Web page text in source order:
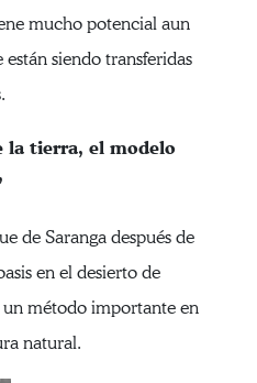
mucho potencial aun
siendo transferidas
la tierra, el modelo
de Saranga después de
en el desierto de
método importante en
natural.